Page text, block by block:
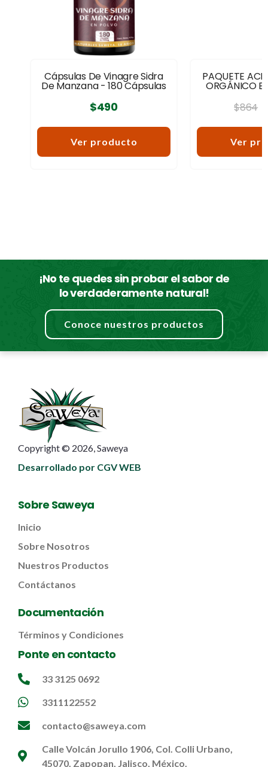
Cápsulas De Vinagre Sidra
De Manzana - 180 Cápsulas
$490
Ver producto
PAQUETE
ORGÁNICO
$864
Ver
¡No te quedes sin probar el sabor de
lo verdaderamente natural!
Conoce nuestros productos
Copyright © 2026, Saweya
Desarrollado por CGV WEB
Sobre Saweya
Inicio
Sobre Nosotros
Nuestros Productos
Contáctanos
Documentación
Términos y Condiciones
Ponte en contacto
33 3125 0692
3311122552
contacto@saweya.com
Calle Volcán Jorullo 1906, Col. Colli Urbano,
45070. Zapopan, Jalisco, México.